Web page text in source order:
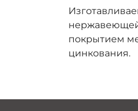
нержавеющей
покрытием
цинкования.